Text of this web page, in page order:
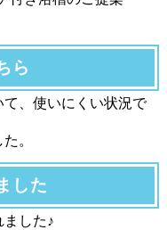
ら
、使いにくい状況で
。
した
した♪